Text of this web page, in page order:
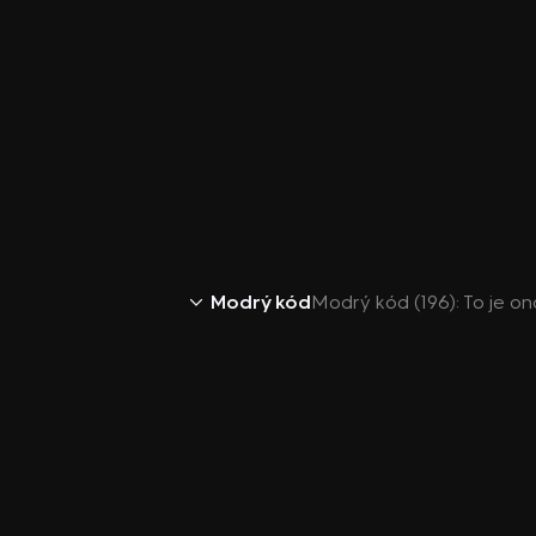
Modrý kódModrý kód (196): To je